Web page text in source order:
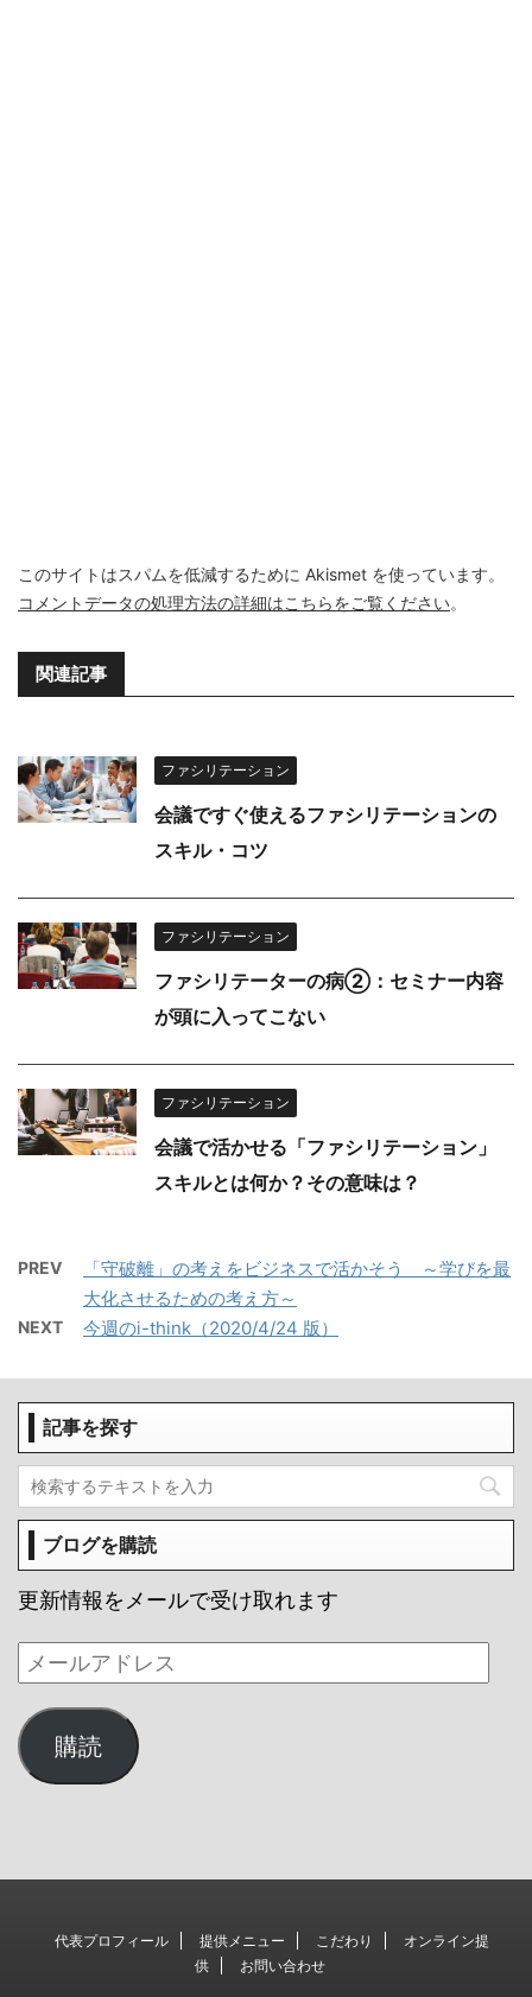
このサイトはスパムを低減するために Akismet を使っています。
コメントデータの処理方法の詳細はこちらをご覧ください。
関連記事
ファシリテーション
会議ですぐ使えるファシリテーションの
スキル・コツ
ファシリテーション
ファシリテーターの病②：セミナー内容
が頭に入ってこない
ファシリテーション
会議で活かせる「ファシリテーション」
スキルとは何か？その意味は？
PREV
「守破離」の考えをビジネスで活かそう ～学びを最
大化させるための考え方～
NEXT 今週のi-think（2020/4/24 版）
記事を探す
ブログを購読
更新情報をメールで受け取れます
購読
代表プロフィール 提供メニュー こだわり
オンライン提
供
お問い合わせ